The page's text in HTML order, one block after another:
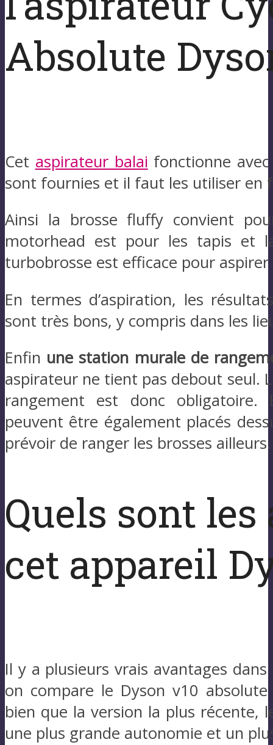
Absolute
Cet aspirateur balai fonctionne
sont fournies et il faut les utiliser en
Ainsi la brosse fluffy convient
motorhead est pour les tapis et
turbobrosse est efficace pour aspirer
En termes d’aspiration, les
sont très bons, y compris dans les
Enfin une station murale de
aspirateur ne tient pas debout seul.
rangement est donc obligatoire.
peuvent être également placés
prévoir de ranger les brosses ailleurs.
Quels sont les
cet appareil
Il y a plusieurs vrais avantages
on compare le Dyson v10
bien que la version la plus récente,
une plus grande autonomie et un